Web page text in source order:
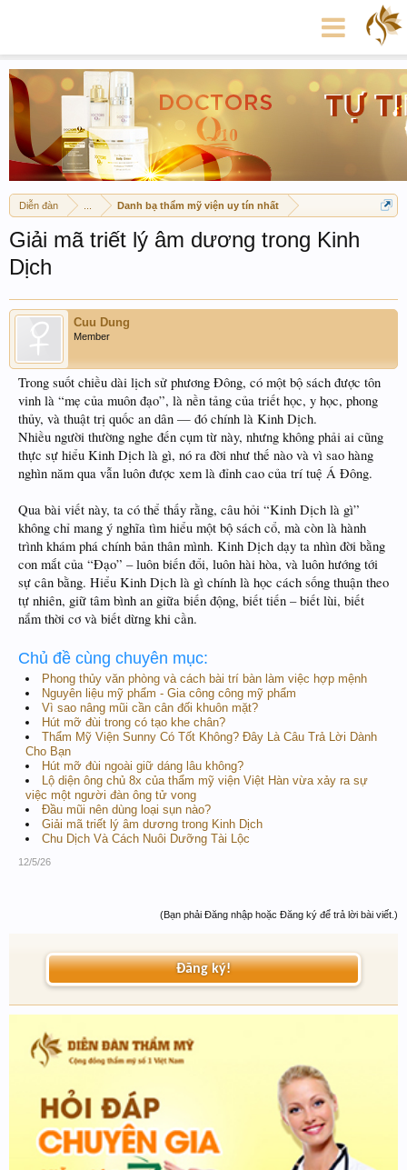
Diễn đàn Danh bạ thẩm mỹ viện uy tín nhất
Giải mã triết lý âm dương trong Kinh
Dịch
Cuu Dung
Member
Trong suốt chiều dài lịch sử phương Đông, có một bộ sách được tôn
vinh là “mẹ của muôn đạo”, là nền tảng của triết học, y học, phong
thủy, và thuật trị quốc an dân — đó chính là Kinh Dịch.
Nhiều người thường nghe đến cụm từ này, nhưng không phải ai cũng
thực sự hiểu Kinh Dịch là gì, nó ra đời như thế nào và vì sao hàng
nghìn năm qua vẫn luôn được xem là đỉnh cao của trí tuệ Á Đông.
Qua bài viết này, ta có thể thấy rằng, câu hỏi “Kinh Dịch là gì”
không chỉ mang ý nghĩa tìm hiểu một bộ sách cổ, mà còn là hành
trình khám phá chính bản thân mình. Kinh Dịch dạy ta nhìn đời bằng
con mắt của “Đạo” – luôn biến đổi, luôn hài hòa, và luôn hướng tới
sự cân bằng. Hiểu Kinh Dịch là gì chính là học cách sống thuận theo
tự nhiên, giữ tâm bình an giữa biến động, biết tiến – biết lùi, biết
nắm thời cơ và biết dừng khi cần.
Chủ đề cùng chuyên mục:
Phong thủy văn phòng và cách bài trí bàn làm việc hợp mệnh
Nguyên liệu mỹ phẩm - Gia công công mỹ phẩm
Vì sao nâng mũi cần cân đối khuôn mặt?
Hút mỡ đùi trong có tạo khe chân?
Thẩm Mỹ Viện Sunny Có Tốt Không? Đây Là Câu Trả Lời Dành
Cho Bạn
Hút mỡ đùi ngoài giữ dáng lâu không?
Lộ diện ông chủ 8x của thẩm mỹ viện Việt Hàn vừa xảy ra sự
việc một người đàn ông tử vong
Đầu mũi nên dùng loại sụn nào?
Giải mã triết lý âm dương trong Kinh Dịch
Chu Dịch Và Cách Nuôi Dưỡng Tài Lộc
12/5/26
(Bạn phải Đăng nhập hoặc Đăng ký để trả lời bài viết.)
Đăng ký!